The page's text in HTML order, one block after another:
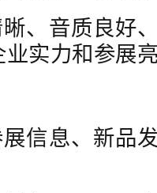
、音质良好
实力和参展
信息、新品